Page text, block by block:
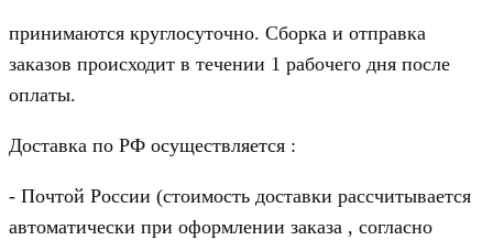
принимаются круглосуточно. Сборка и отправка
заказов происходит в течении 1 рабочего дня после
оплаты.
Доставка по РФ осуществляется :
- Почтой России (стоимость доставки рассчитывается
автоматически при оформлении заказа , согласно